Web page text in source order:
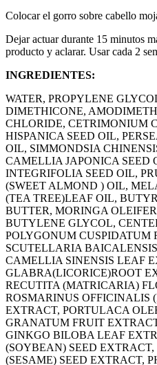
Colocar el gorro sobre cabello
Dejar actuar durante 15 minutos
producto y aclarar. Usar cada 2
INGREDIENTES:
WATER, PROPYLENE
DIMETHICONE,
CHLORIDE, CETRIMONIUM
HISPANICA SEED OIL,
OIL, SIMMONDSIA
CAMELLIA JAPONICA SEED
INTEGRIFOLIA SEED OIL,
(SWEET ALMOND ) OIL,
(TEA TREE)LEAF OIL,
BUTTER, MORINGA
BUTYLENE GLYCOL,
POLYGONUM CUSPIDATUM
SCUTELLARIA
CAMELLIA SINENSIS LEAF
GLABRA(LICORICE)ROOT
RECUTITA (MATRICARIA)
ROSMARINUS OFFICINALIS
EXTRACT, PORTULACA
GRANATUM FRUIT
GINKGO BILOBA LEAF
(SOYBEAN) SEED
(SESAME) SEED EXTRACT,